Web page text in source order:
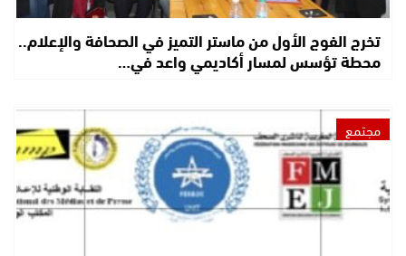
تخرج الفوج الأول من ماستر التميز في الصحافة والإعلام..
محطة تؤسس لمسار أكاديمي واعد في…
مجتمع